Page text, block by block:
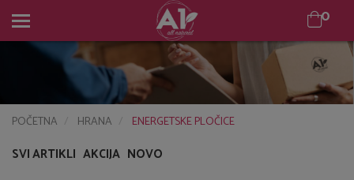
0
POČETNA HRANA ENERGETSKE PLOČICE
SVI ARTIKLI AKCIJA NOVO